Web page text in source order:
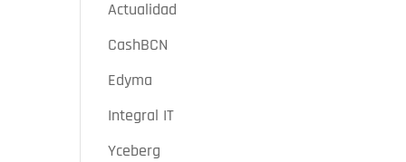
Actualidad
CashBCN
Edyma
Integral IT
Yceberg